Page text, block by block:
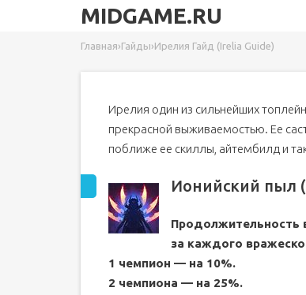
MIDGAME.RU
Главная›Гайды›Ирелия Гайд (Irelia Guide)
Ирелия один из сильнейших
прекрасной выживаемостью. Ее
поближе ее скиллы, айтембилд и
Ионийский пыл
Продолжительность
за каждого
1 чемпион — на 10%.
2 чемпиона — на 25%.